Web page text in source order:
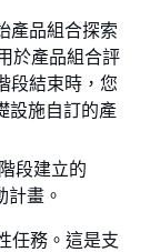
產品組合探索
於產品組合評
段結束時，您
設施自訂的產
段建立的
畫。
任務。這是支